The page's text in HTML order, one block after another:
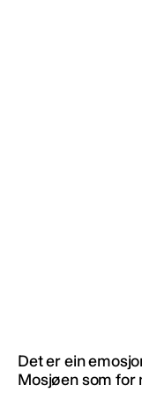
Det er ein
Mosjøen som for